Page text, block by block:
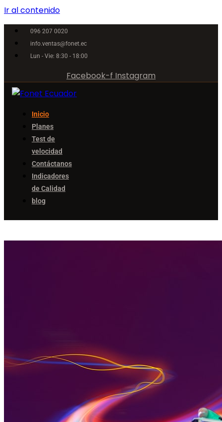
Ir al contenido
096 207 0020
info.ventas@fonet.ec
Lun - Vie: 8:30 - 18:00
Facebook-f Instagram
Inicio
Planes
Test de
velocidad
Contáctanos
Indicadores
de Calidad
blog